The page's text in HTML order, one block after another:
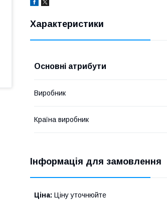
Характеристики
Основні атрибути
Виробник
Країна виробник
Інформація для замовлення
Ціна: Ціну уточнюйте